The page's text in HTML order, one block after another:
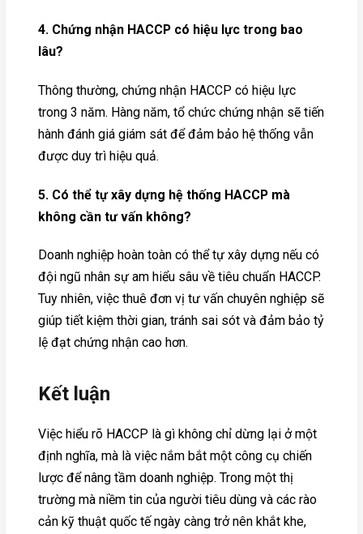
4. Chứng nhận HACCP có hiệu lực trong bao
lâu?
Thông thường, chứng nhận HACCP có hiệu lực
trong 3 năm. Hàng năm, tổ chức chứng nhận sẽ tiến
hành đánh giá giám sát để đảm bảo hệ thống vẫn
được duy trì hiệu quả.
5. Có thể tự xây dựng hệ thống HACCP mà
không cần tư vấn không?
Doanh nghiệp hoàn toàn có thể tự xây dựng nếu có
đội ngũ nhân sự am hiểu sâu về tiêu chuẩn HACCP.
Tuy nhiên, việc thuê đơn vị tư vấn chuyên nghiệp sẽ
giúp tiết kiệm thời gian, tránh sai sót và đảm bảo tỷ
lệ đạt chứng nhận cao hơn.
Kết luận
Việc hiểu rõ HACCP là gì không chỉ dừng lại ở một
định nghĩa, mà là việc nắm bắt một công cụ chiến
lược để nâng tầm doanh nghiệp. Trong một thị
trường mà niềm tin của người tiêu dùng và các rào
cản kỹ thuật quốc tế ngày càng trở nên khắt khe,